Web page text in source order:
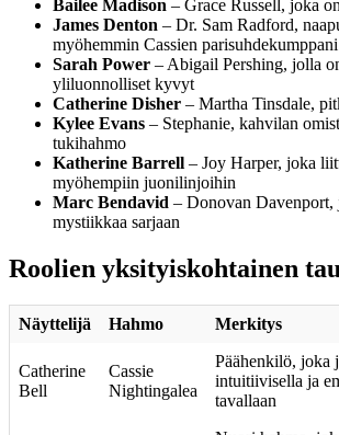
Bailee Madison – Grace Russell, joka
James Denton – Dr. Sam Radford,
myöhemmin Cassien parisuhdekumppani
Sarah Power – Abigail Pershing, jolla
yliluonnolliset kyvyt
Catherine Disher – Martha Tinsdale,
Kylee Evans – Stephanie, kahvilan
tukihahmo
Katherine Barrell – Joy Harper, joka
myöhempiin juonilinjoihin
Marc Bendavid – Donovan Davenport,
mystiikkaa sarjaan
Roolien yksityiskohtainen
Näyttelijä Hahmo Merkitys
Catherine
Bell
Cassie
Nightingalea
Päähenkilö, joka
intuitiivisella ja
tavallaan